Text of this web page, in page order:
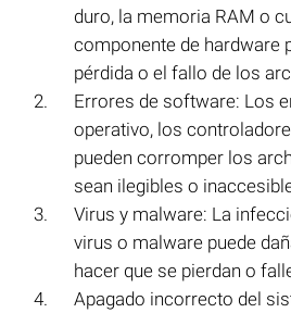
duro, la memoria RAM o
componente de hardware
pérdida o el fallo de los
Errores de software: Los
operativo, los
pueden corromper los
sean ilegibles o
Virus y malware: La
virus o malware puede
hacer que se pierdan o
Apagado incorrecto del